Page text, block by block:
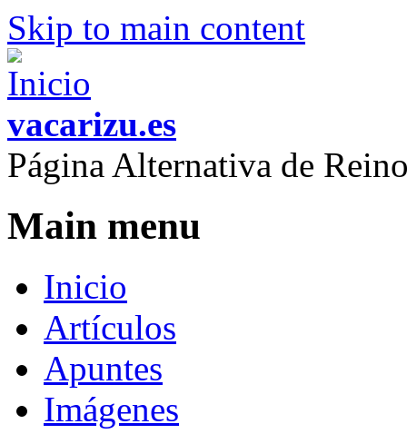
Skip to main content
vacarizu.es
Página Alternativa de
Main menu
Inicio
Artículos
Apuntes
Imágenes